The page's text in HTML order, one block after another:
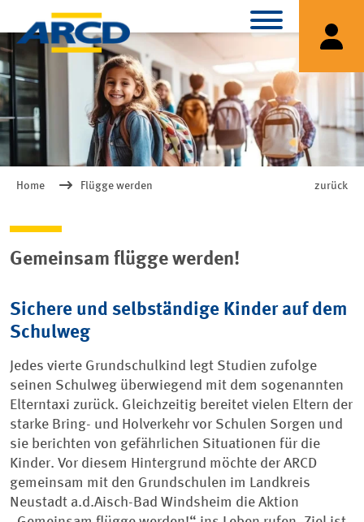
Home Flügge werden zurück
Gemeinsam flügge werden!
Sichere und selbständige Kinder auf dem
Schulweg
Jedes vierte Grundschulkind legt Studien zufolge
seinen Schulweg überwiegend mit dem sogenannten
Elterntaxi zurück. Gleichzeitig bereitet vielen Eltern der
starke Bring- und Holverkehr vor Schulen Sorgen und
sie berichten von gefährlichen Situationen für die
Kinder. Vor diesem Hintergrund möchte der ARCD
gemeinsam mit den Grundschulen im Landkreis
Neustadt a.d.Aisch-Bad Windsheim die Aktion